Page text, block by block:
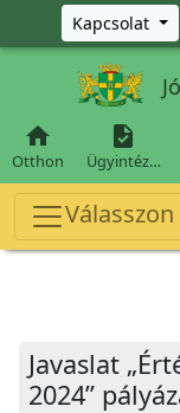
Ugrás a főKapcsolat

Otthon

Ügyintéz…
Javaslat
2024”